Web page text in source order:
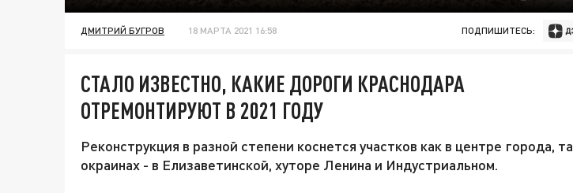
ДМИТРИЙ БУГРОВ 18 МАРТА 2021 16:58 ПОДПИШИТЕСЬ:
СТАЛО ИЗВЕСТНО, КАКИЕ ДОРОГИ КРАСНОДАРА
ОТРЕМОНТИРУЮТ В 2021 ГОДУ
Реконструкция в разной степени коснется участков как в центре города,
окраинах - в Елизаветинской, хуторе Ленина и Индустриальном.